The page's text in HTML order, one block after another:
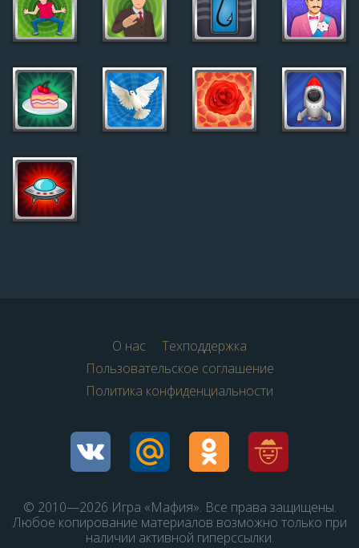
О нас
Техподдержка
Пользовательское соглашение
Политика конфиденциальности
© 2010—2026 Игра «Мафия». Все права защищены.
Любое копирование материалов возможно только при
наличии активной гиперссылки.